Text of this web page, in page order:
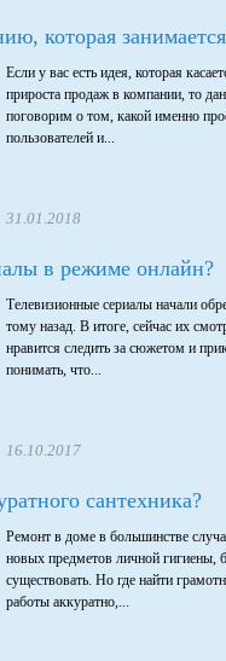
которая
Если у вас есть идея, которая
прироста продаж в компании, то
поговорим о том, какой именно
пользователей и...
31.01.2018
в режиме онлайн?
Телевизионные сериалы начали
тому назад. В итоге, сейчас их
нравится следить за сюжетом и
понимать, что...
16.10.2017
сантехника?
Ремонт в доме в большинстве
новых предметов личной гигиены,
существовать. Но где найти
работы аккуратно,...